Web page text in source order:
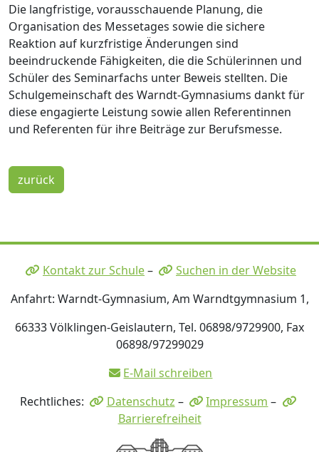
Die langfristige, vorausschauende Planung, die
Organisation des Messetages sowie die sichere
Reaktion auf kurzfristige Änderungen sind
beeindruckende Fähigkeiten, die die Schülerinnen und
Schüler des Seminarfachs unter Beweis stellten. Die
Schulgemeinschaft des Warndt-Gymnasiums dankt für
diese engagierte Leistung sowie allen Referentinnen
und Referenten für ihre Beiträge zur Berufsmesse.
zurück
Kontakt zur Schule–
Suchen in der Website
Anfahrt: Warndt-Gymnasium, Am Warndtgymnasium 1,
66333 Völklingen-Geislautern, Tel. 06898/9729900, Fax
06898/97299029
E-Mail schreiben
Rechtliches:
Datenschutz – Impressum –
Barrierefreiheit